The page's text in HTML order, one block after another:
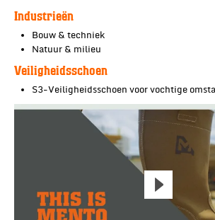
Industrieën
Bouw & techniek
Natuur & milieu
Veiligheidsschoen
S3-Veiligheidsschoen voor vochtige